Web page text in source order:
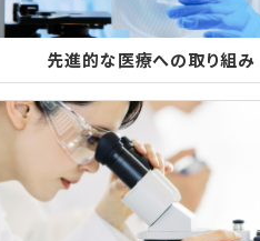
先進的な医療への取り組み